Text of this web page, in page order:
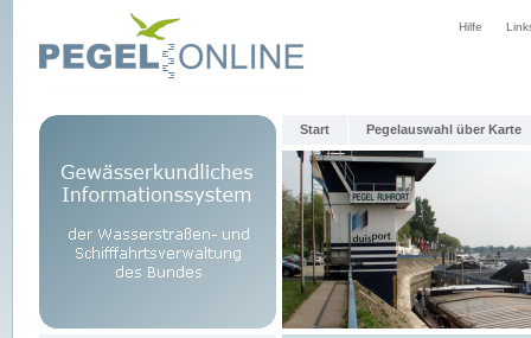
Hilfe
Start Pegelauswahl über Karte